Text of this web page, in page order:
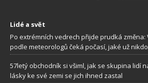
Lidé a svět
Po extrémních vedrech přijde prudká změna:
podle meteorologů čeká počasí, jaké už
57letý obchodník si všiml, jak se skupina lidí
lásky ke své zemi se jich ihned zastal